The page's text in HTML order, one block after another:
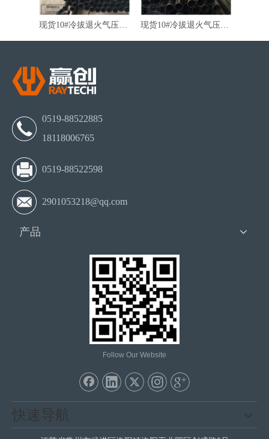
现货10#冷拔退火气压棒精密无缝管 现货10#冷拔退火气压棒无缝管
0519-88522885
18118006765
0519-88522598
2901053218@qq.com
产品
Follow Our Website
快速导航